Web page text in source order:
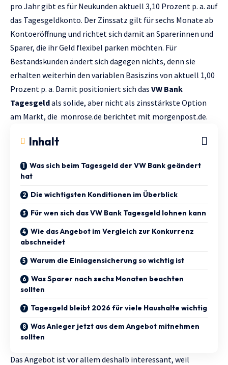
pro Jahr gibt es für Neukunden aktuell 3,10 Prozent p. a. auf
das Tagesgeldkonto. Der Zinssatz gilt für sechs Monate ab
Kontoeröffnung und richtet sich damit an Sparerinnen und
Sparer, die ihr Geld flexibel parken möchten. Für
Bestandskunden ändert sich dagegen nichts, denn sie
erhalten weiterhin den variablen Basiszins von aktuell 1,00
Prozent p. a. Damit positioniert sich das VW Bank
Tagesgeldals solide, aber nicht als zinsstärkste Option
am Markt, die monrose.de berichtet mit morgenpost.de.
Inhalt
Was sich beim Tagesgeld der VW Bank geändert
hat
Die wichtigsten Konditionen im Überblick
Für wen sich das VW Bank Tagesgeld lohnen kann
Wie das Angebot im Vergleich zur Konkurrenz
abschneidet
Warum die Einlagensicherung so wichtig ist
Was Sparer nach sechs Monaten beachten
sollten
Tagesgeld bleibt 2026 für viele Haushalte wichtig
Was Anleger jetzt aus dem Angebot mitnehmen
sollten
Das Angebot ist vor allem deshalb interessant, weil